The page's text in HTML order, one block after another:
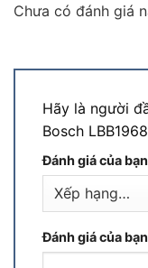
Chưa có đánh giá
Hãy là người
Bosch
Đánh giá của bạn
Đánh giá của bạn